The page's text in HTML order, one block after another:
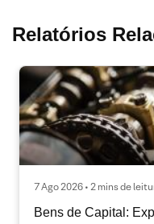
Relatórios
7 Ago 2026 • 2 mins de
Bens de Capital: